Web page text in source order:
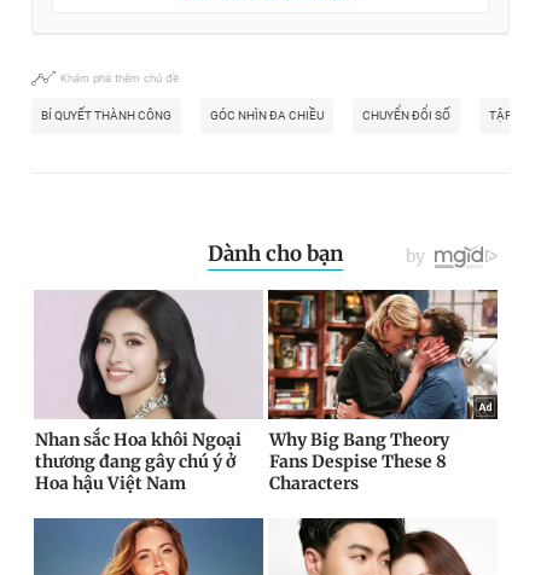
Khám phá thêm chủ đề
BÍ QUYẾT THÀNH CÔNG GÓC NHÌN ĐA CHIỀU CHUYỂN ĐỔI SỐ TẬP